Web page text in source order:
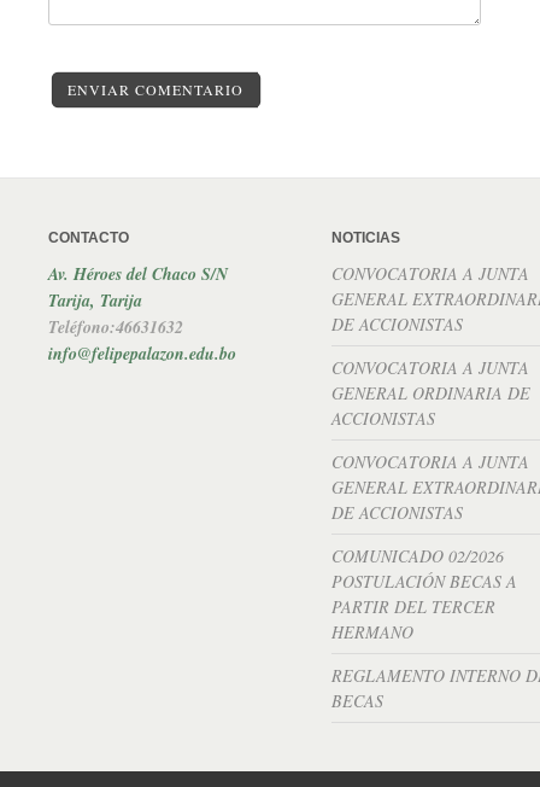
ENVIAR COMENTARIO
CONTACTO
Av. Héroes del Chaco S/N
Tarija, Tarija
Teléfono:46631632
info@felipepalazon.edu.bo
NOTICIAS
CONVOCATORIA A JUNTA
GENERAL
DE ACCIONISTAS
CONVOCATORIA A JUNTA
GENERAL ORDINARIA DE
ACCIONISTAS
CONVOCATORIA A JUNTA
GENERAL
DE ACCIONISTAS
COMUNICADO 02/2026
POSTULACIÓN BECAS A
PARTIR DEL TERCER
HERMANO
REGLAMENTO INTERNO
BECAS